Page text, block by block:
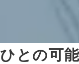
ひとの可